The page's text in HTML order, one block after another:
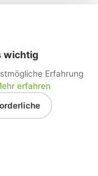
wichtig
Erfahrung
erfahren